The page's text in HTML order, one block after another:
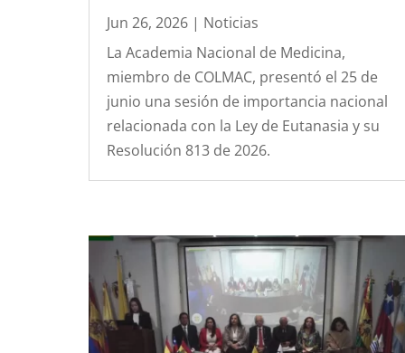
Jun 26, 2026 | Noticias
La Academia Nacional de Medicina,
miembro de COLMAC, presentó el 25 de
junio una sesión de importancia nacional
relacionada con la Ley de Eutanasia y su
Resolución 813 de 2026.